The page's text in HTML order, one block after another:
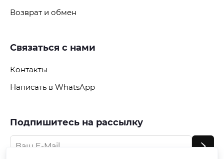
Возврат и обмен
Связаться с нами
Контакты
Написать в WhatsApp
Подпишитесь на рассылку